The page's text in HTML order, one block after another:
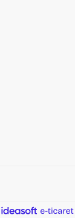
ideasoft